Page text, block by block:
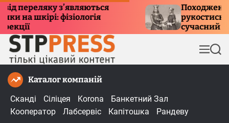
з’являються
шкірі: фізіологія
Походження
рукостискання:
сучасний
М
е
П
о
Каталог компаній
Сканді
Сіліцея Korona
Банкетний Зал
Кооператор
Лабсервіс Капітошка Рандеву